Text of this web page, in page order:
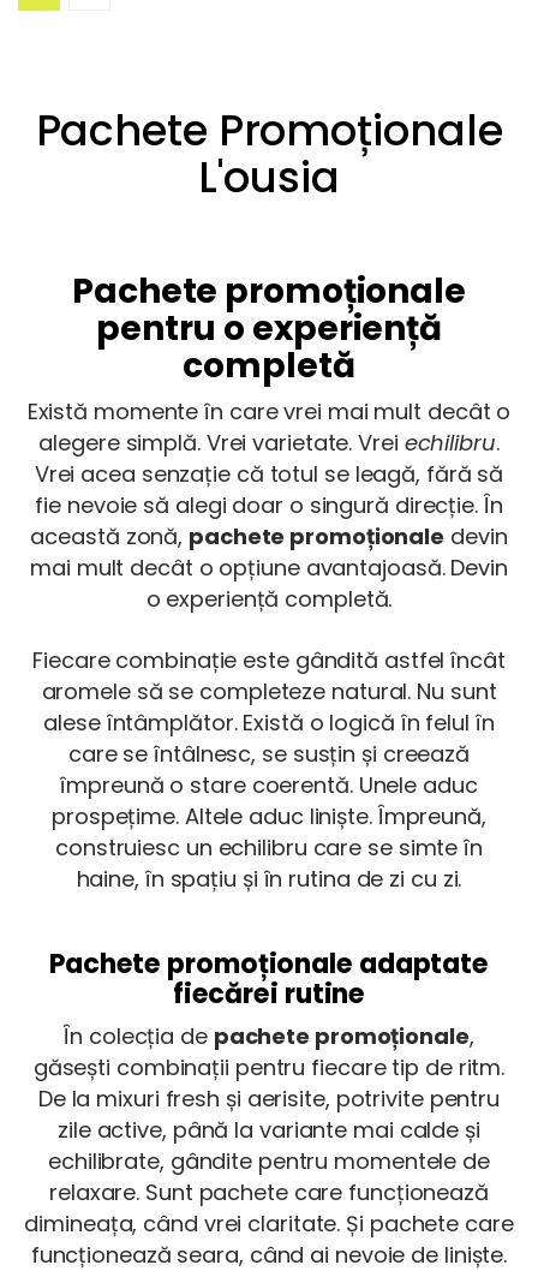
Pachete Promoționale
L'ousia
Pachete promoționale
pentru o experiență
completă
Există momente în care vrei mai mult decât o
alegere simplă. Vrei varietate. Vrei echilibru.
Vrei acea senzație că totul se leagă, fără să
fie nevoie să alegi doar o singură direcție. În
această zonă, pachete promoționale devin
mai mult decât o opțiune avantajoasă. Devin
o experiență completă.
Fiecare combinație este gândită astfel încât
aromele să se completeze natural. Nu sunt
alese întâmplător. Există o logică în felul în
care se întâlnesc, se susțin și creează
împreună o stare coerentă. Unele aduc
prospețime. Altele aduc liniște. Împreună,
construiesc un echilibru care se simte în
haine, în spațiu și în rutina de zi cu zi.
Pachete promoționale adaptate
fiecărei rutine
În colecția de pachete promoționale,
găsești combinații pentru fiecare tip de ritm.
De la mixuri fresh și aerisite, potrivite pentru
zile active, până la variante mai calde și
echilibrate, gândite pentru momentele de
relaxare. Sunt pachete care funcționează
dimineața, când vrei claritate. Și pachete care
funcționează seara, când ai nevoie de liniște.